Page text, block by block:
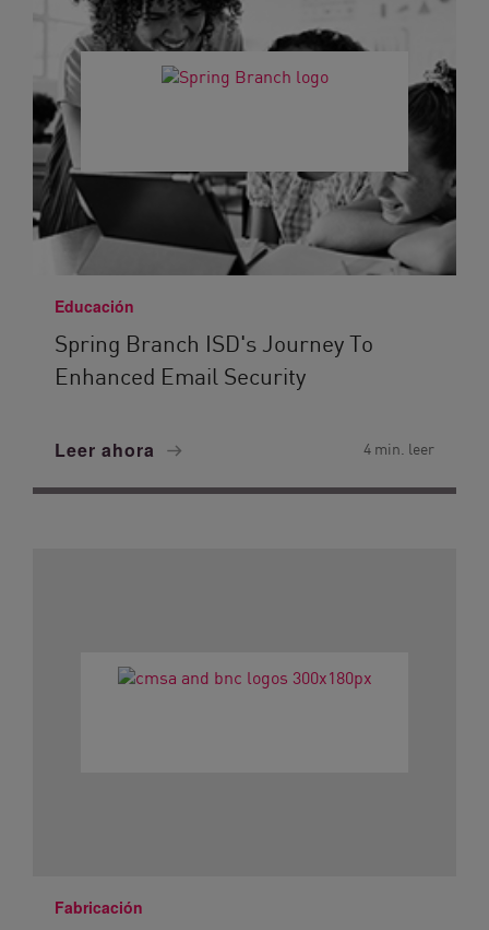
Educación
Spring Branch ISD's Journey To
Enhanced Email Security
Leer ahora 4 min. leer
Fabricación